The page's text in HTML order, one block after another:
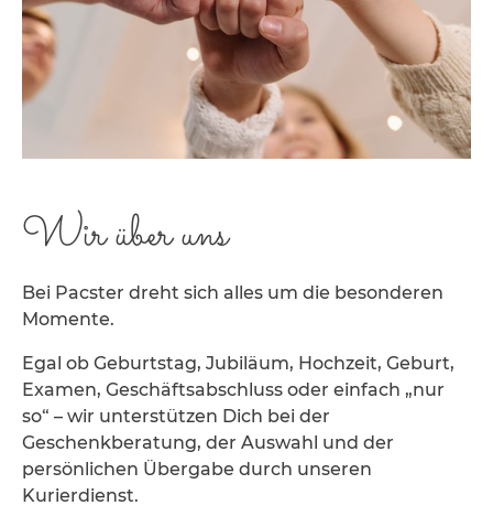
Wir über uns
Bei Pacster dreht sich alles um die besonderen
Momente.
Egal ob Geburtstag, Jubiläum, Hochzeit, Geburt,
Examen, Geschäftsabschluss oder einfach „nur
so“ – wir unterstützen Dich bei der
Geschenkberatung, der Auswahl und der
persönlichen Übergabe durch unseren
Kurierdienst.